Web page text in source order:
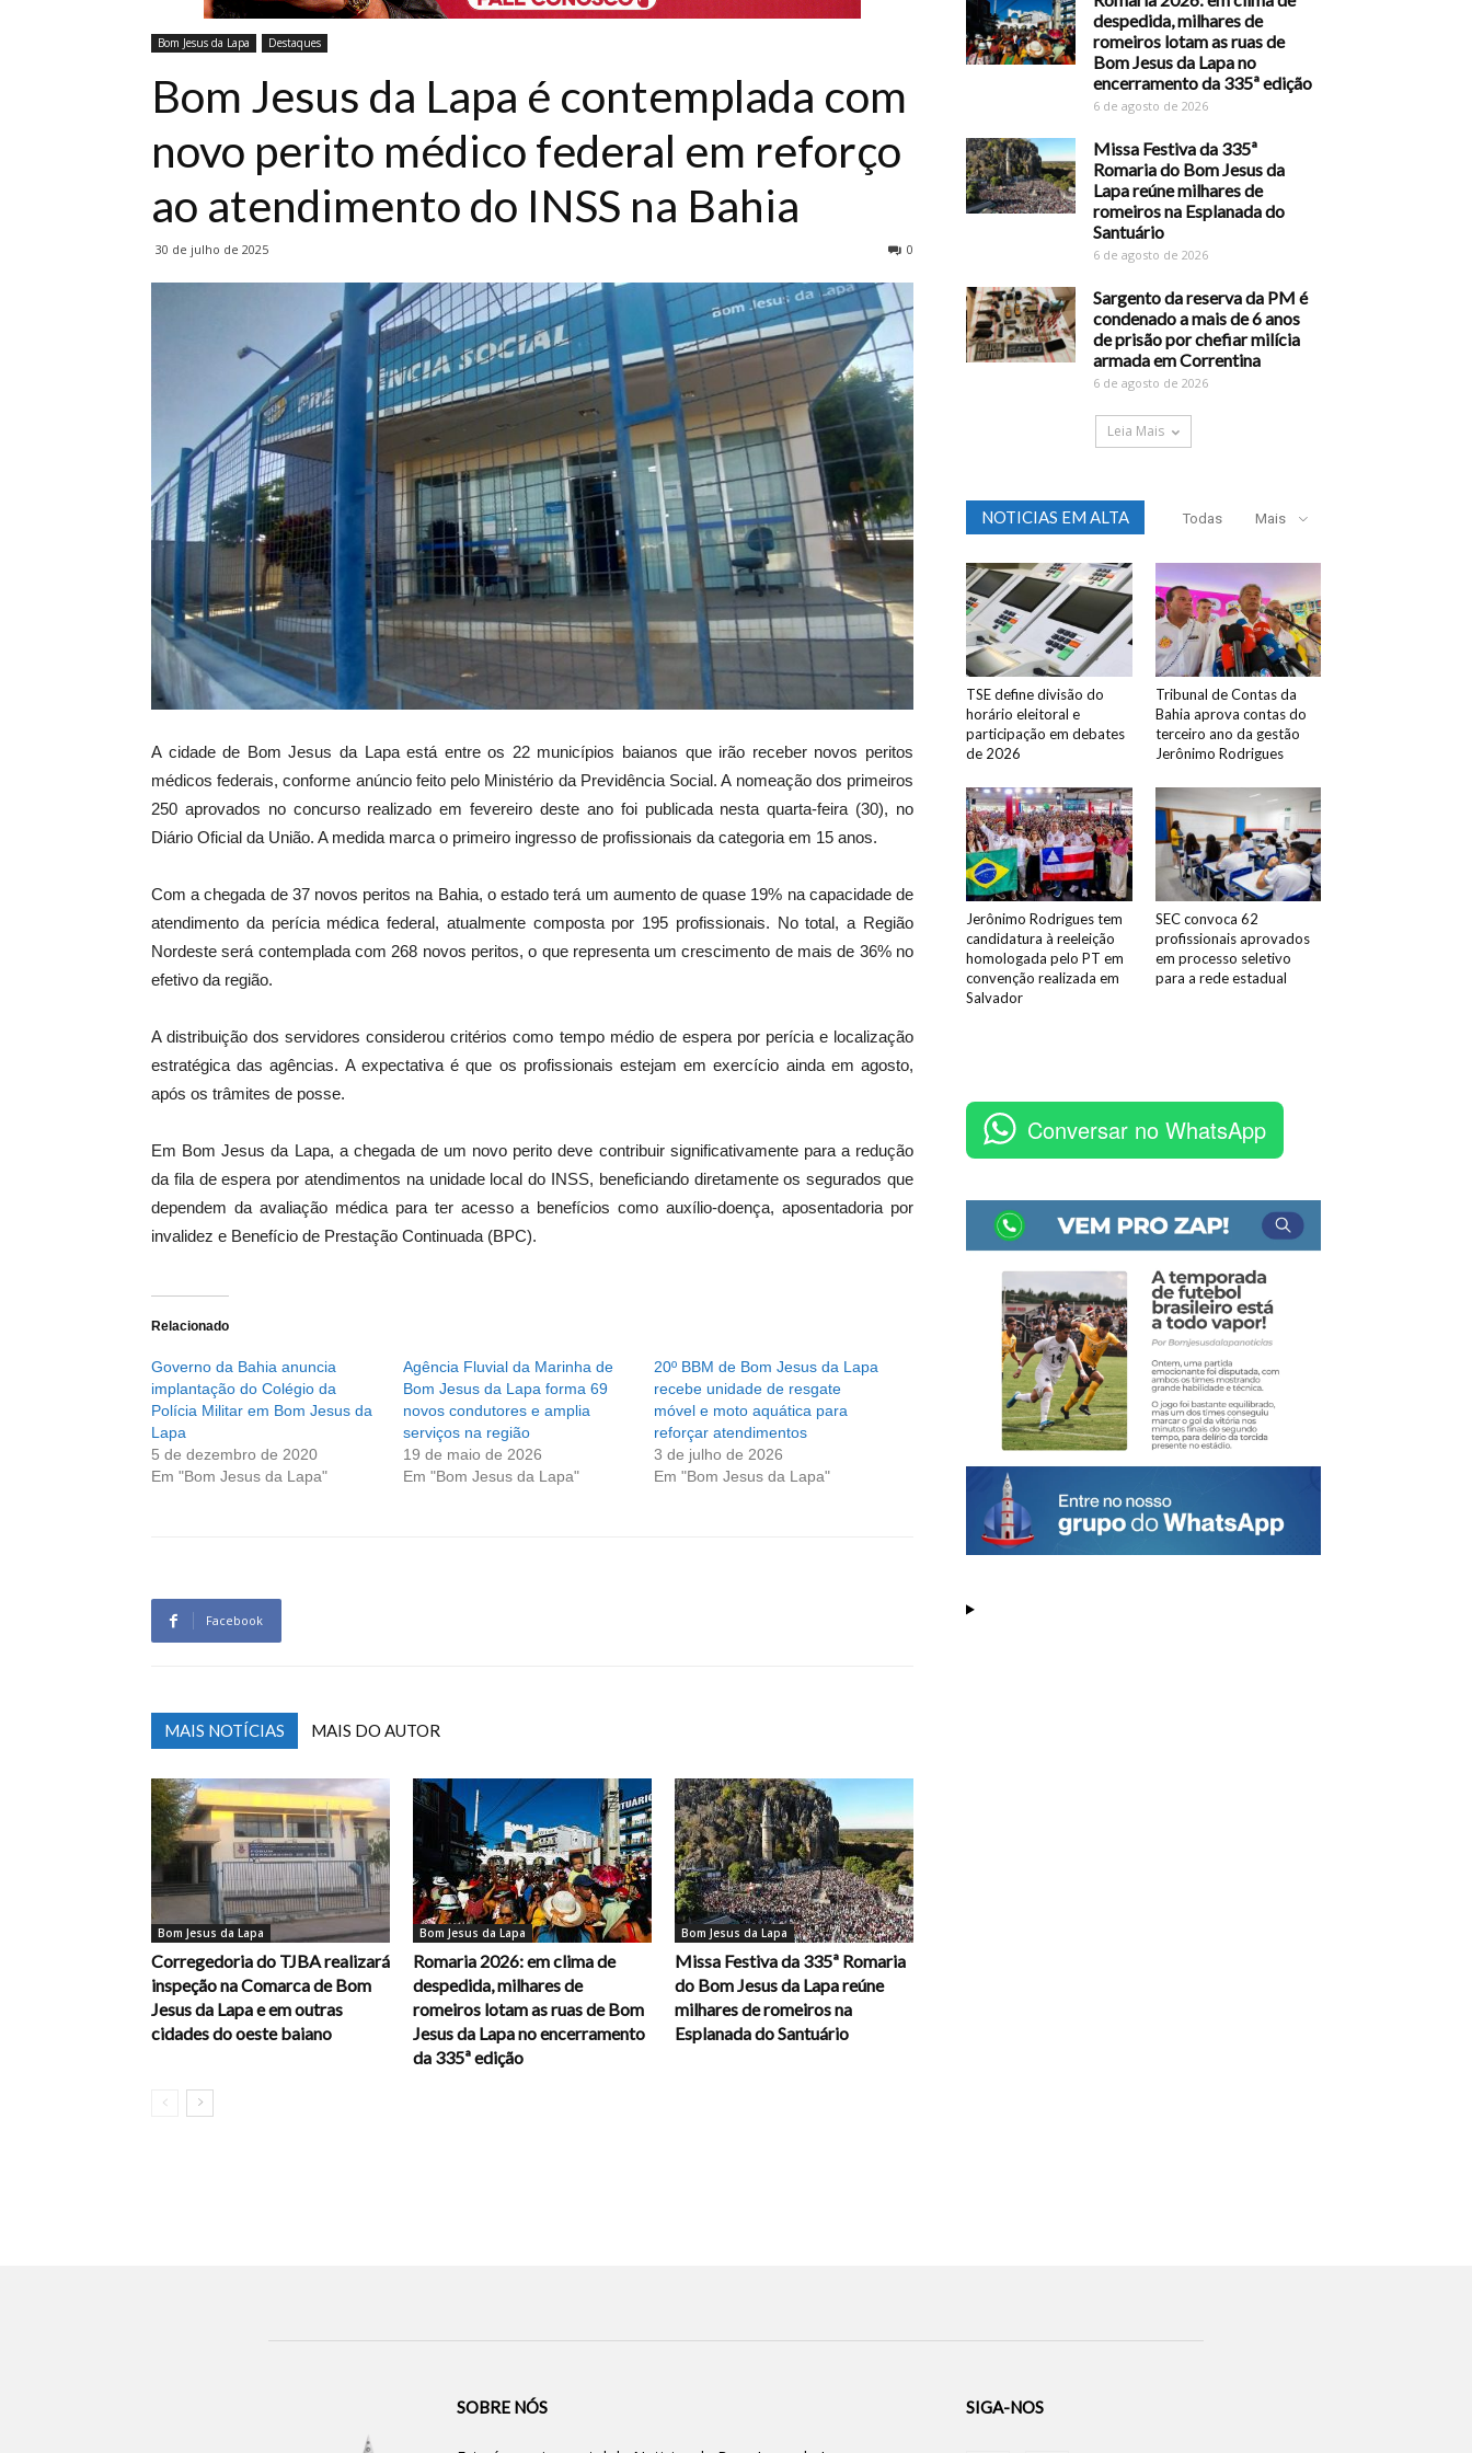
Bom Jesus da Lapa Destaques
Bom Jesus da Lapa é contemplada com
novo perito médico federal em reforço
ao atendimento do INSS na Bahia
30 de julho de 2025 0
A cidade de Bom Jesus da Lapa está entre os 22 municípios baianos que irão receber novos peritos
médicos federais, conforme anúncio feito pelo Ministério da Previdência Social. A nomeação dos primeiros
250 aprovados no concurso realizado em fevereiro deste ano foi publicada nesta quarta-feira (30), no
Diário Oficial da União. A medida marca o primeiro ingresso de profissionais da categoria em 15 anos.
Com a chegada de 37 novos peritos na Bahia, o estado terá um aumento de quase 19% na capacidade de
atendimento da perícia médica federal, atualmente composta por 195 profissionais. No total, a Região
Nordeste será contemplada com 268 novos peritos, o que representa um crescimento de mais de 36% no
efetivo da região.
A distribuição dos servidores considerou critérios como tempo médio de espera por perícia e localização
estratégica das agências. A expectativa é que os profissionais estejam em exercício ainda em agosto,
após os trâmites de posse.
Em Bom Jesus da Lapa, a chegada de um novo perito deve contribuir significativamente para a redução
da fila de espera por atendimentos na unidade local do INSS, beneficiando diretamente os segurados que
dependem da avaliação médica para ter acesso a benefícios como auxílio-doença, aposentadoria por
invalidez e Benefício de Prestação Continuada (BPC).
Relacionado
Governo da Bahia anuncia
implantação do Colégio da
Polícia Militar em Bom Jesus da
Lapa
5 de dezembro de 2020
Em "Bom Jesus da Lapa"
Agência Fluvial da Marinha de
Bom Jesus da Lapa forma 69
novos condutores e amplia
serviços na região
19 de maio de 2026
Em "Bom Jesus da Lapa"
20º BBM de Bom Jesus da Lapa
recebe unidade de resgate
móvel e moto aquática para
reforçar atendimentos
3 de julho de 2026
Em "Bom Jesus da Lapa"
Facebook
MAIS NOTÍCIAS MAIS DO AUTOR
Bom Jesus da Lapa
Corregedoria do TJBA realizará
inspeção na Comarca de Bom
Jesus da Lapa e em outras
cidades do oeste baiano
Bom Jesus da Lapa
Romaria 2026: em clima de
despedida, milhares de
romeiros lotam as ruas de Bom
Jesus da Lapa no encerramento
da 335ª edição
Bom Jesus da Lapa
Missa Festiva da 335ª Romaria
do Bom Jesus da Lapa reúne
milhares de romeiros na
Esplanada do Santuário
despedida, milhares de
romeiros lotam as ruas de
Bom Jesus da Lapa no
encerramento da 335ª edição
6 de agosto de 2026
Missa Festiva da 335ª
Romaria do Bom Jesus da
Lapa reúne milhares de
romeiros na Esplanada do
Santuário
6 de agosto de 2026
Sargento da reserva da PM é
condenado a mais de 6 anos
de prisão por chefiar milícia
armada em Correntina
6 de agosto de 2026
Leia Mais
NOTICIAS EM ALTA Todas Mais
TSE define divisão do
horário eleitoral e
participação em debates
de 2026
Tribunal de Contas da
Bahia aprova contas do
terceiro ano da gestão
Jerônimo Rodrigues
Jerônimo Rodrigues tem
candidatura à reeleição
homologada pelo PT em
convenção realizada em
Salvador
SEC convoca 62
profissionais aprovados
em processo seletivo
para a rede estadual
Conversar no WhatsApp
SOBRE NÓS SIGA-NOS